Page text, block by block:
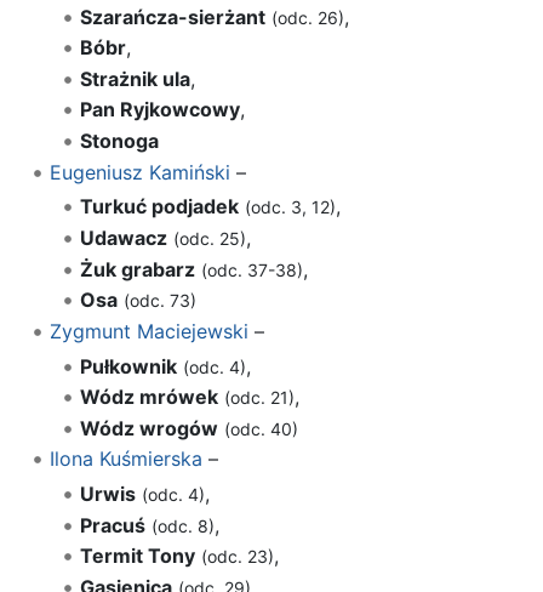
Szarańcza-sierżant (odc. 26),
Bóbr,
Strażnik ula,
Pan Ryjkowcowy,
Stonoga
Eugeniusz Kamiński –
Turkuć podjadek (odc. 3, 12),
Udawacz (odc. 25),
Żuk grabarz (odc. 37-38),
Osa (odc. 73)
Zygmunt Maciejewski –
Pułkownik (odc. 4),
Wódz mrówek (odc. 21),
Wódz wrogów (odc. 40)
Ilona Kuśmierska –
Urwis (odc. 4),
Pracuś (odc. 8),
Termit Tony (odc. 23),
Gąsienica (odc. 29)